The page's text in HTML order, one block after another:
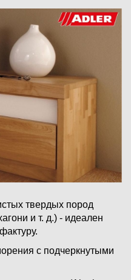
твердых пород
и т. д.) - идеален
с подчеркнутыми